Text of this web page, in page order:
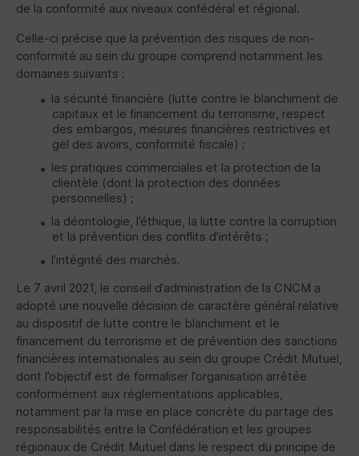
de la conformité aux niveaux confédéral et régional.
Celle-ci précise que la prévention des risques de non-
conformité au sein du groupe comprend notamment les
domaines suivants :
la sécurité financière (lutte contre le blanchiment de
capitaux et le financement du terrorisme, respect
des embargos, mesures financières restrictives et
gel des avoirs, conformité fiscale) ;
les pratiques commerciales et la protection de la
clientèle (dont la protection des données
personnelles) ;
la déontologie, l’éthique, la lutte contre la corruption
et la prévention des conflits d’intérêts ;
l’intégrité des marchés.
Le 7 avril 2021, le conseil d’administration de la CNCM a
adopté une nouvelle décision de caractère général relative
au dispositif de lutte contre le blanchiment et le
financement du terrorisme et de prévention des sanctions
financières internationales au sein du groupe Crédit Mutuel,
dont l’objectif est de formaliser l’organisation arrêtée
conformément aux réglementations applicables,
notamment par la mise en place concrète du partage des
responsabilités entre la Confédération et les groupes
régionaux de Crédit Mutuel dans le respect du principe de